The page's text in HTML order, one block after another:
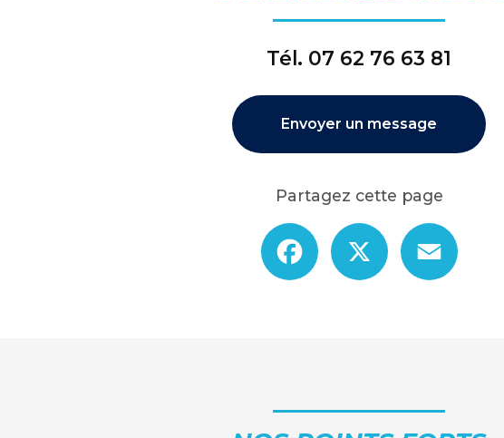
Tél. 07 62 76 63 81
Envoyer un message
Partagez cette page
Facebook